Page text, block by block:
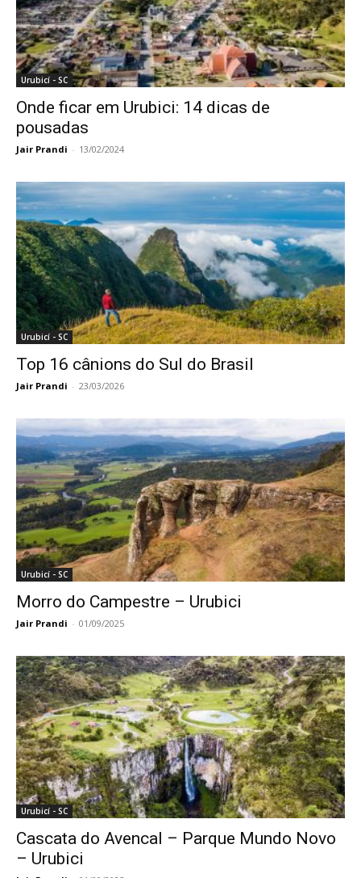
Urubicí - SC
Onde ficar em Urubici: 14 dicas de
pousadas
Jair Prandi - 13/02/2024
Urubicí - SC
Top 16 cânions do Sul do Brasil
Jair Prandi - 23/03/2026
Urubicí - SC
Morro do Campestre – Urubici
Jair Prandi - 01/09/2025
Urubicí - SC
Cascata do Avencal – Parque Mundo Novo
– Urubici